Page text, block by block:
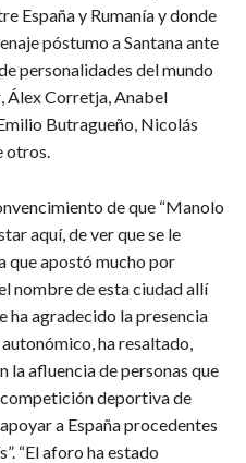
España y Rumanía y donde
póstumo a Santana ante
personalidades del mundo
Álex Corretja, Anabel
Butragueño, Nicolás
otros.
de que “Manolo
aquí, de ver que se le
que apostó mucho por
nombre de esta ciudad allí
ha agradecido la presencia
ha resaltado,
la afluencia de personas que
deportiva de
a España procedentes
“El aforo ha estado